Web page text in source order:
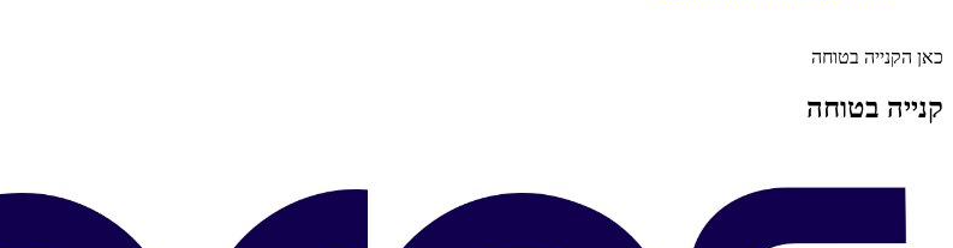
כאן הקנייה בטוחה
קנייה בטוחה